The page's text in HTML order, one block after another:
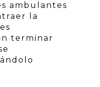
ambulantes
la
terminar